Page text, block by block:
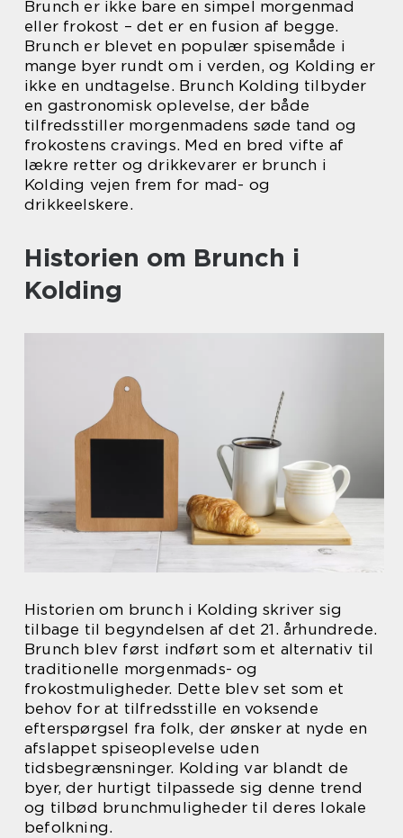
Brunch er ikke bare en simpel morgenmad
eller frokost – det er en fusion af begge.
Brunch er blevet en populær spisemåde i
mange byer rundt om i verden, og Kolding er
ikke en undtagelse. Brunch Kolding tilbyder
en gastronomisk oplevelse, der både
tilfredsstiller morgenmadens søde tand og
frokostens cravings. Med en bred vifte af
lækre retter og drikkevarer er brunch i
Kolding vejen frem for mad- og
drikkeelskere.
Historien om Brunch i
Kolding
Historien om brunch i Kolding skriver sig
tilbage til begyndelsen af det 21. århundrede.
Brunch blev først indført som et alternativ til
traditionelle morgenmads- og
frokostmuligheder. Dette blev set som et
behov for at tilfredsstille en voksende
efterspørgsel fra folk, der ønsker at nyde en
afslappet spiseoplevelse uden
tidsbegrænsninger. Kolding var blandt de
byer, der hurtigt tilpassede sig denne trend
og tilbød brunchmuligheder til deres lokale
befolkning.